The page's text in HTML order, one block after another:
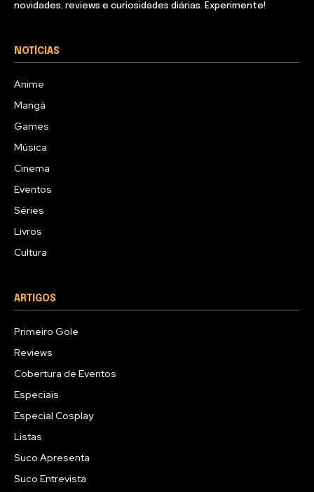
novidades, reviews e curiosidades diárias. Experimente!
NOTÍCIAS
Anime
Mangá
Games
Música
Cinema
Eventos
Séries
Livros
Cultura
ARTIGOS
Primeiro Gole
Reviews
Cobertura de Eventos
Especiais
Especial Cosplay
Listas
Suco Apresenta
Suco Entrevista